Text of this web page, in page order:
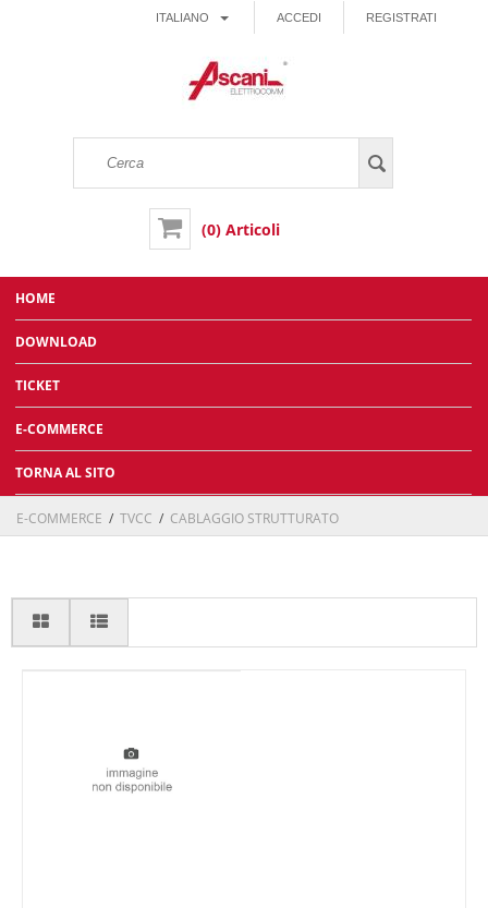
ACCEDI REGISTRATI
ITALIANO
(0) Articoli
HOME
DOWNLOAD
TICKET
E-COMMERCE
TORNA AL SITO
E-COMMERCE / TVCC / CABLAGGIO STRUTTURATO